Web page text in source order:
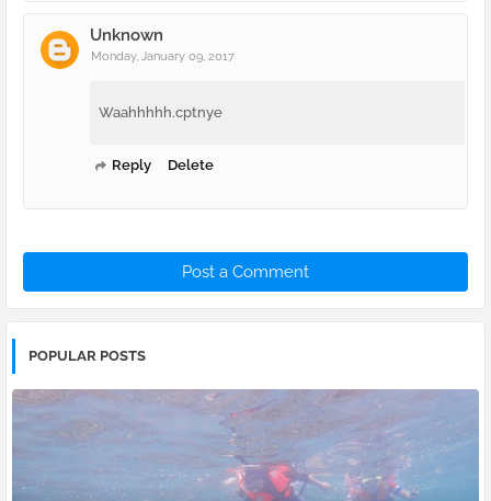
Unknown
Monday, January 09, 2017
Waahhhhh.cptnye
Reply Delete
Post a Comment
POPULAR POSTS